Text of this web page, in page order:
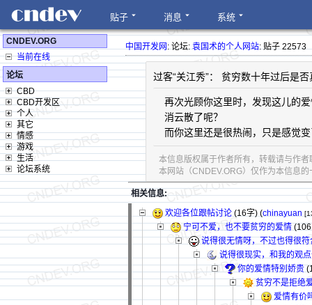
贴子 消息 系统
CNDEV.ORG
当前在线
论坛
CBD
CBD开发区
个人
其它
情感
游戏
生活
论坛系统
中国开发网: 论坛:袁国术的个人网站: 贴子 22573
过客“关江秀”： 贫穷数十年过后是
再次光顾你这里时，发现这儿的
消云散了呢？
而你这里还是很热闹，只是感觉
本信息版权属于作者所有，转载请与作
本网站（CNDEV.ORG）仅作为本信息
相关信息:
欢迎各位跟帖讨论 (16字) (chinayuan
宁可不爱，也不要贫穷的爱情
说得很无情呀，不过也得很符
说得很现实，和我的观
你的爱情特别娇贵
贫穷不是拒绝
爱情有价